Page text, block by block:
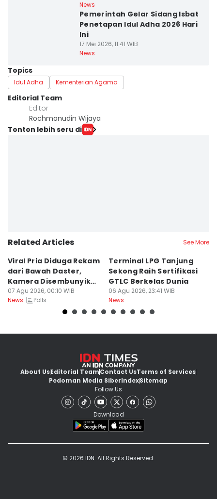
News
Pemerintah Gelar Sidang Isbat
Penetapan Idul Adha 2026 Hari
Ini
17 Mei 2026, 11:41 WIB
News
Topics
Idul Adha Kementerian Agama
Editorial Team
Editor
Rochmanudin Wijaya
Tonton lebih seru di
Related Articles See More
Viral Pria Diduga Rekam
dari Bawah Daster,
Kamera Disembunyikan
di Sandal
07 Agu 2026, 00:10 WIB
News
Polls
Terminal LPG Tanjung
Sekong Raih Sertifikasi
GTLC Berkelas Dunia
06 Agu 2026, 23:41 WIB
News
About UsEditorial TeamContact UsTerms of Services
Pedoman Media SiberIndexSitemap
Follow Us
Download
© 2026 IDN. All Rights Reserved.